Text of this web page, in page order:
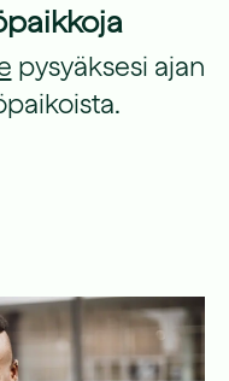
pysyäksesi ajan